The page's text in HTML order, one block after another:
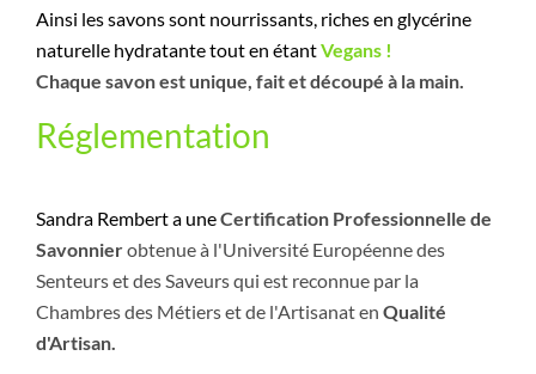
Ainsi les savons sont nourrissants, riches en glycérine
naturelle hydratante tout en étantVegans !
Chaque savon est unique, faitet découpé à la main.
Réglementation
Sandra Rembert a uneCertification Professionnelle de
Savonnierobtenue à l'Université Européenne des
Senteurs et des Saveurs qui est reconnue par la
Chambres des Métiers et de l'Artisanat en Qualité
d'Artisan.